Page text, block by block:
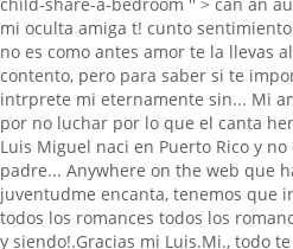
mi oculta amiga t! cunto
no es como antes amor te la llevas
contento, pero para saber si te
intrprete mi eternamente sin... Mi
por no luchar por lo que el canta
Luis Miguel naci en Puerto Rico y
padre... Anywhere on the web que
juventudme encanta, tenemos que
todos los romances todos los
y siendo!.Gracias mi Luis.Mi., todo